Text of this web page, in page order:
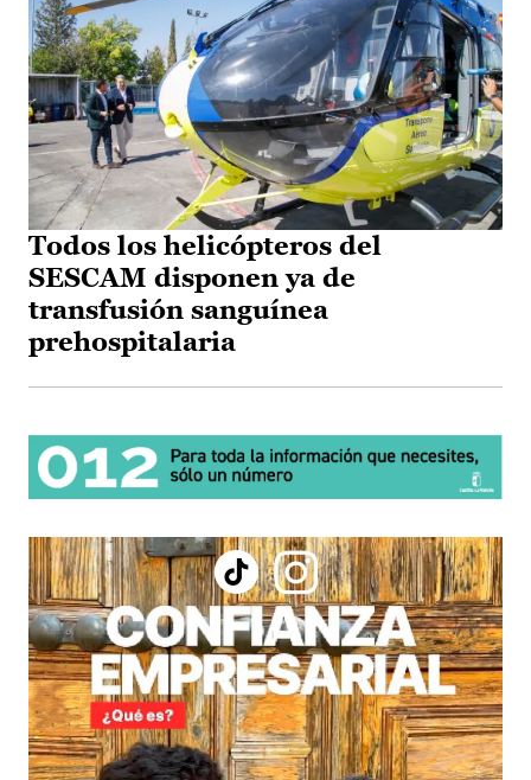
Todos los helicópteros del
SESCAM disponen ya de
transfusión sanguínea
prehospitalaria